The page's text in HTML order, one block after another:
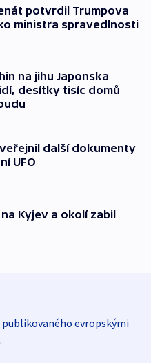
potvrdil Trumpova
ministra spravedlnosti
na jihu Japonska
desítky tisíc domů
další dokumenty
UFO
Kyjev a okolí zabil
publikovaného evropskými